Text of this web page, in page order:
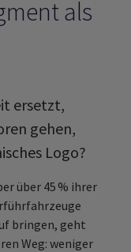
als
ersetzt,
gehen,
Logo?
über 45 % ihrer
bringen, geht
Weg: weniger